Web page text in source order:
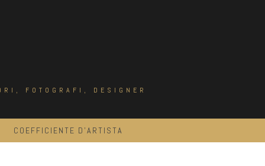
FOTOGRAFI, DESIGNER
COEFFICIENTE D’ARTISTA